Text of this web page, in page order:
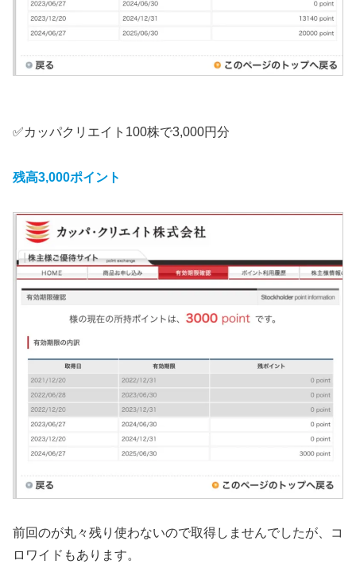
✅カッパクリエイト100株で3,000円分
残高3,000ポイント
前回のが丸々残り使わないので取得しませんでしたが、コ
ロワイドもあります。